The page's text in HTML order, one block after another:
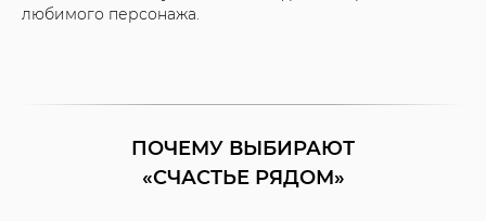
любимого персонажа.
ПОЧЕМУ ВЫБИРАЮТ
«СЧАСТЬЕ РЯДОМ»